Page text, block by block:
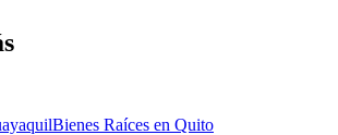
Bienes Raíces en Quito